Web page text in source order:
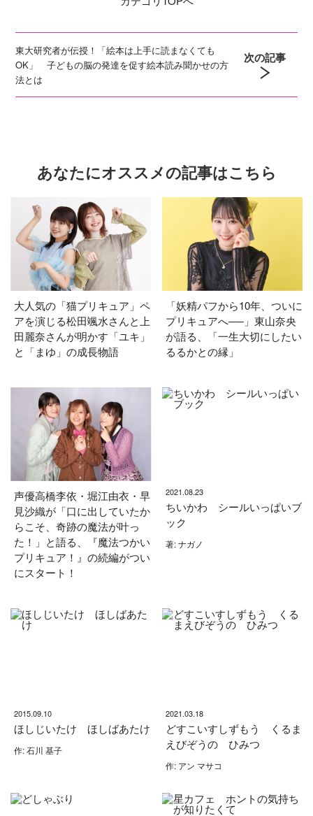
東大研究者が伝授！「絵本は上手に読まなくても
OK」 子どもの脳の発達を促す絵本読み聞かせの方
法とは
次の記事
あなたにオススメの記事はこちら
大人気の「猫プリキュア」ペ
アを演じる松田颯水さんと上
田麗奈さんが明かす「ユキ」
と「まゆ」の成長物語
「妖精パフから10年、ついに
プリキュアへ──」東山奈央
が語る、「一生大切にしたい
るるかとの縁」
声優高橋李依・堀江由衣・早
見沙織が「口に出していたか
らこそ、奇跡の魔法が叶っ
た！」と語る、『魔法つかい
プリキュア！』の続編がつい
にスタート！
2021.08.23
ちいかわ シールいっぱいブ
ック
著: ナガノ
2015.09.10
ほしじいたけ ほしばあたけ
作: 石川 基子
2021.03.18
どすこいすしずもう くるま
えびぞうの ひみつ
作: アン マサコ